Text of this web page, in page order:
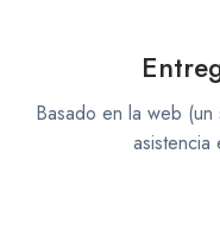
Basado en la web
asistencia